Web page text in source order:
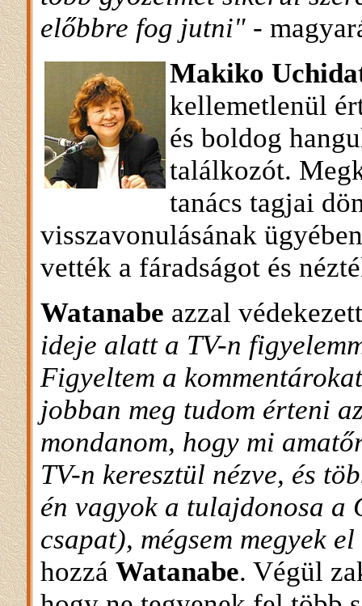
előbbre fog jutni"-
Makiko
kellemetlenül
és boldog
találkozót.
tanács tagjai
visszavonulásának
vették a fáradságot és
Watanabe azzal
ideje alatt a TV-n
Figyeltem a
jobban meg tudom érteni
mondanom, hogy mi
TV-n keresztül nézve, és
én vagyok a tulajdonosa
csapat), mégsem megyek
hozzá Watanabe. Végül